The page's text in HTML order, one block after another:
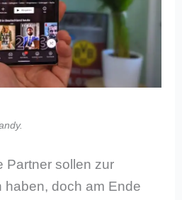
Partner sollen zur
haben, doch am Ende